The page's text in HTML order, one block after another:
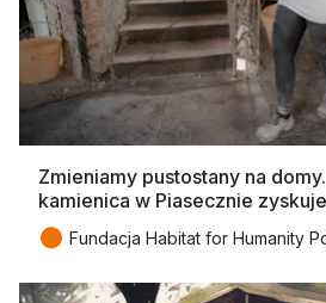
Zmieniamy pustostany na
kamienica w Piasecznie
● Fundacja Habitat for Humanity